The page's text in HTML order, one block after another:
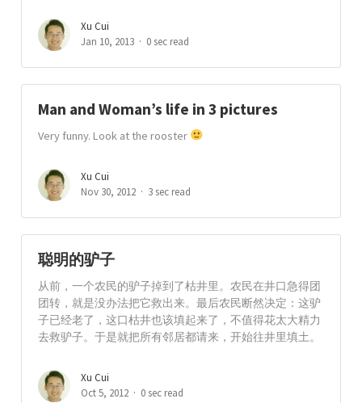
Xu Cui
Jan 10, 2013
0 sec read
Man and Woman’s life in 3 pictures
Very funny. Look at the rooster
Xu Cui
Nov 30, 2012
3 sec read
聪明的驴子
从前，一个农民的驴子掉到了枯井里。农民在井口急得团
团转，就是没办法把它救出来。最后农民断然决定：这驴
子已经老了，这口枯井也该填起来了，不值得花太大精力
去救驴子。于是就把所有邻居都请来，开始往井里填土。
Xu Cui
Oct 5, 2012
0 sec read